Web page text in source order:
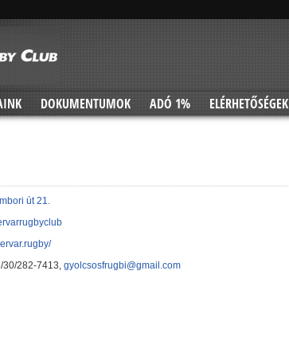
DOKUMENTUMOK ADÓ 1% ELÉRHETŐSÉGEK
út 21.
282-7413, gyolcsosfrugbi@gmail.com